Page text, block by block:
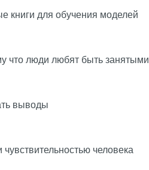
книги для обучения моделей
что люди любят быть занятыми
выводы
человека